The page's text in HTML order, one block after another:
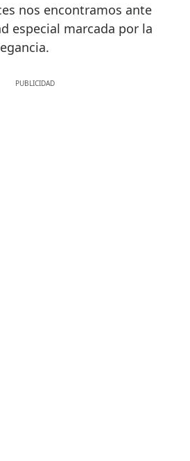
nos encontramos ante
especial marcada por la